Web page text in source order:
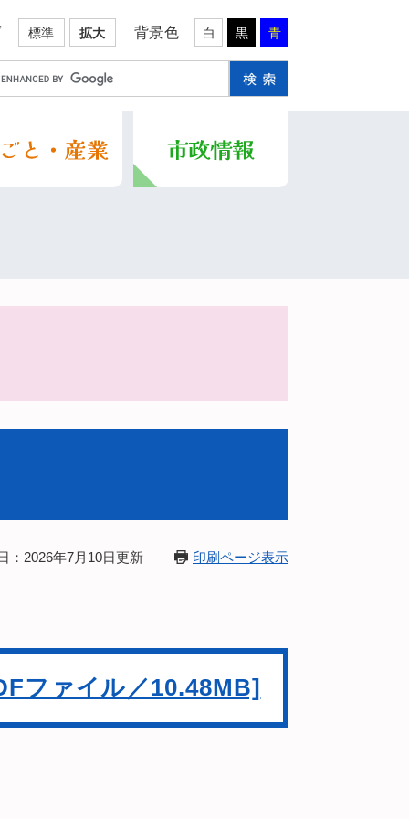
標準 拡大 背景色 白 黒 青
：2026年7月10日更新 印刷ページ表示
ファイル／10.48MB]